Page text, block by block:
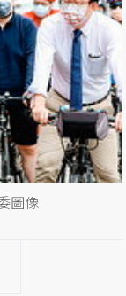
圖像